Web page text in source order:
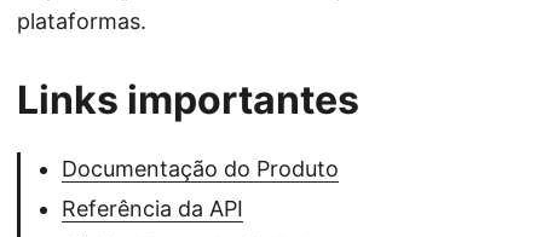
plataformas.
Links importantes
Documentação do Produto
Referência da API